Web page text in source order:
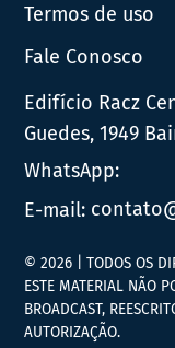
Termos de uso
Fale Conosco
Edifício Racz
Guedes, 1949
WhatsApp:
E-mail:
© 2026 | TODOS OS
ESTE MATERIAL NÃO
BROADCAST,
AUTORIZAÇÃO.